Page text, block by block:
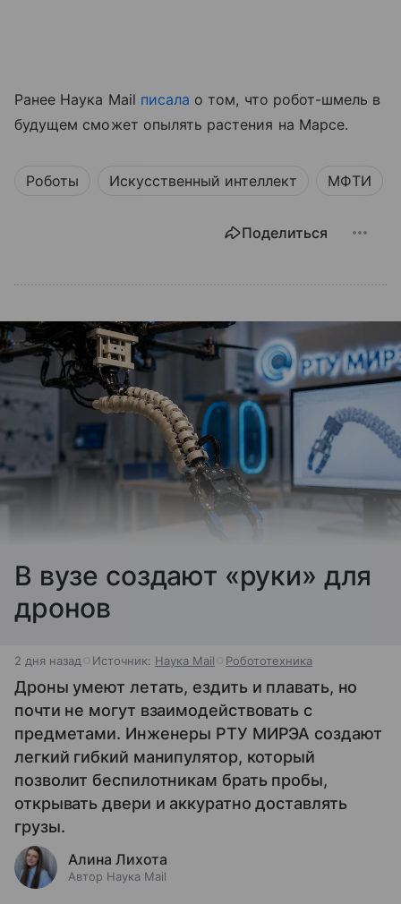
Ранее Наука Mail писала о том, что робот-шмель в
будущем сможет опылять растения на Марсе.
Роботы Искусственный интеллект МФТИ
Поделиться
В вузе создают «руки» для
дронов
2 дня назад Источник: Наука Mail Робототехника
Дроны умеют летать, ездить и плавать, но
почти не могут взаимодействовать с
предметами. Инженеры РТУ МИРЭА создают
легкий гибкий манипулятор, который
позволит беспилотникам брать пробы,
открывать двери и аккуратно доставлять
грузы.
Алина Лихота
Автор Наука Mail